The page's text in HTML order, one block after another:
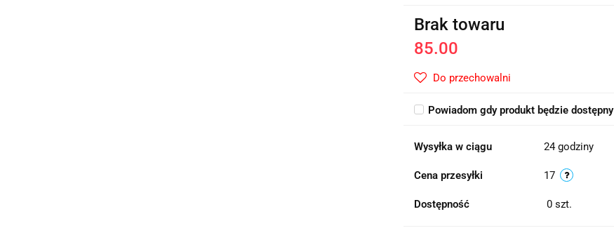
Brak towaru
85.00
Do przechowalni
Powiadom gdy produkt będzie dostępny
Wysyłka w ciągu 24 godziny
Cena przesyłki 17
Dostępność 0 szt.